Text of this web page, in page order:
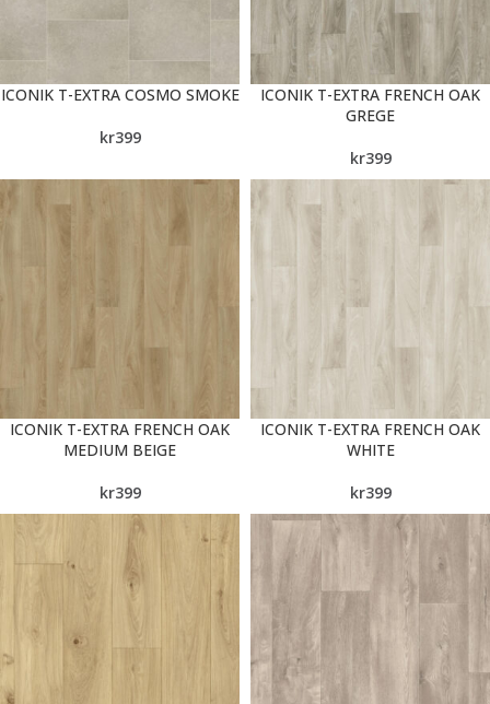
ICONIK T-EXTRA COSMO SMOKE
kr399
ICONIK T-EXTRA FRENCH OAK
GREGE
kr399
ICONIK T-EXTRA FRENCH OAK
MEDIUM BEIGE
kr399
ICONIK T-EXTRA FRENCH OAK
WHITE
kr399